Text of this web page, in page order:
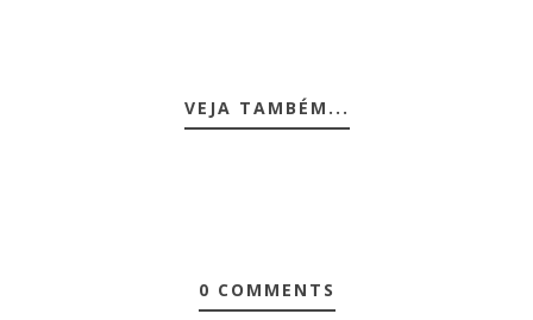
VEJA TAMBÉM...
0 COMMENTS